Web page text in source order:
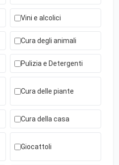
Vini e alcolici
Cura degli animali
Pulizia e Detergenti
Cura delle piante
Cura della casa
Giocattoli